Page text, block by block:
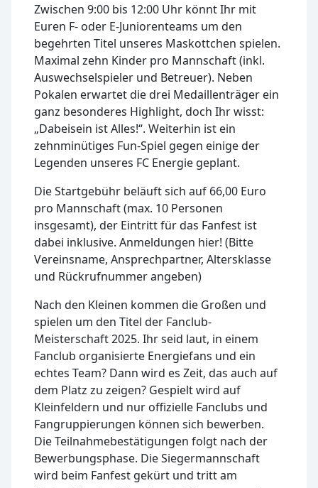
Zwischen 9:00 bis 12:00 Uhr könnt Ihr mit
Euren F- oder E-Juniorenteams um den
begehrten Titel unseres Maskottchen spielen.
Maximal zehn Kinder pro Mannschaft (inkl.
Auswechselspieler und Betreuer). Neben
Pokalen erwartet die drei Medaillenträger ein
ganz besonderes Highlight, doch Ihr wisst:
„Dabeisein ist Alles!“. Weiterhin ist ein
zehnminütiges Fun-Spiel gegen einige der
Legenden unseres FC Energie geplant.
Die Startgebühr beläuft sich auf 66,00 Euro
pro Mannschaft (max. 10 Personen
insgesamt), der Eintritt für das Fanfest ist
dabei inklusive. Anmeldungen hier! (Bitte
Vereinsname, Ansprechpartner, Altersklasse
und Rückrufnummer angeben)
Nach den Kleinen kommen die Großen und
spielen um den Titel der Fanclub-
Meisterschaft 2025. Ihr seid laut, in einem
Fanclub organisierte Energiefans und ein
echtes Team? Dann wird es Zeit, das auch auf
dem Platz zu zeigen?￰ Gespielt wird auf
Kleinfeldern und nur offizielle Fanclubs und
Fangruppierungen können sich bewerben.
Die Teilnahmebestätigungen folgt nach der
Bewerbungsphase. Die Siegermannschaft
wird beim Fanfest gekürt und tritt am